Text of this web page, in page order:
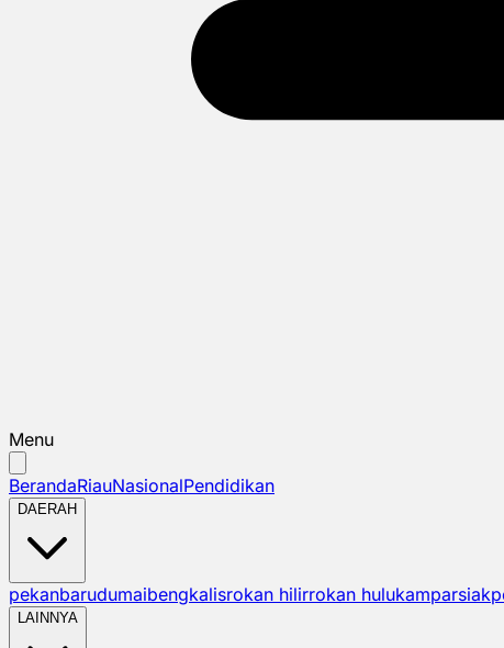
Menu
BerandaRiauNasionalPendidikan
DAERAH
pekanbarudumaibengkalisrokan hilirrokan hulukamparsiak
LAINNYA